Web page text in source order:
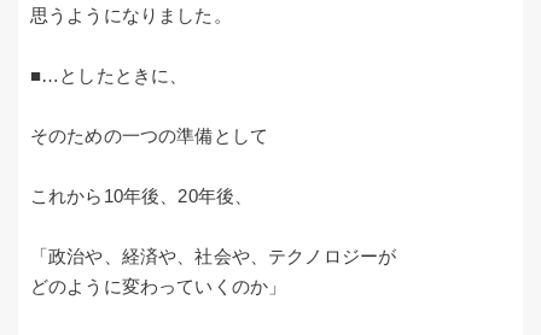
思うようになりました。
■…としたときに、
そのための一つの準備として
これから10年後、20年後、
「政治や、経済や、社会や、テクノロジーが
どのように変わっていくのか」